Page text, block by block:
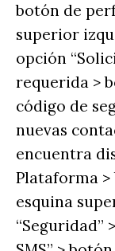
botón de
superior
opción
requerida >
código de
nuevas
encuentra
Plataforma
esquina
“Seguridad”